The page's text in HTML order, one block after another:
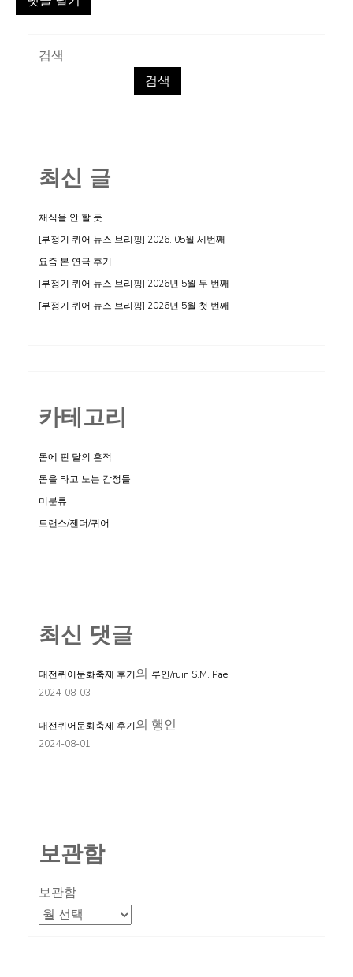
검색
검색
최신 글
채식을 안 할 듯
[부정기 퀴어 뉴스 브리핑] 2026. 05월 세번째
요즘 본 연극 후기
[부정기 퀴어 뉴스 브리핑] 2026년 5월 두 번째
[부정기 퀴어 뉴스 브리핑] 2026년 5월 첫 번째
카테고리
몸에 핀 달의 흔적
몸을 타고 노는 감정들
미분류
트랜스/젠더/퀴어
최신 댓글
대전퀴어문화축제 후기의 루인/ruin S.M. Pae
2024-08-03
대전퀴어문화축제 후기의 행인
2024-08-01
보관함
보관함